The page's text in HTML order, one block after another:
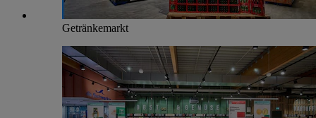
Getränkemarkt